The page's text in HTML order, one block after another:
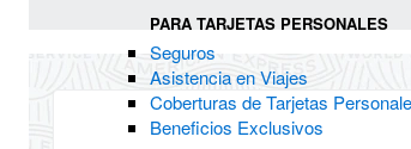
PARA TARJETAS PERSONALES
Seguros
Asistencia en Viajes
Coberturas de Tarjetas
Beneficios Exclusivos